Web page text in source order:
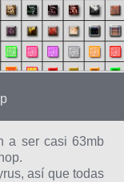
a ser casi 63mb
así que todas